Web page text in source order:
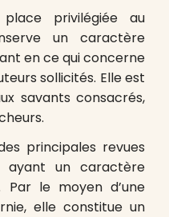
privilégiée au
un caractère
en ce qui concerne
sollicités. Elle est
savants consacrés,
principales revues
ayant un caractère
Par le moyen d’une
elle constitue un